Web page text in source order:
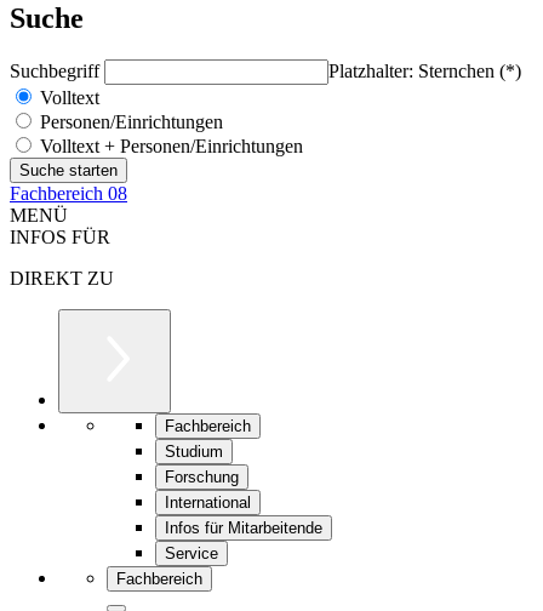
Suche
Suchbegriff
Platzhalter: Sternchen (*)
Volltext
Personen/Einrichtungen
Volltext + Personen/Einrichtungen
Fachbereich 08
MENÜ
INFOS FÜR
DIREKT ZU
Fachbereich
Studium
Forschung
International
Infos für Mitarbeitende
Service
Fachbereich